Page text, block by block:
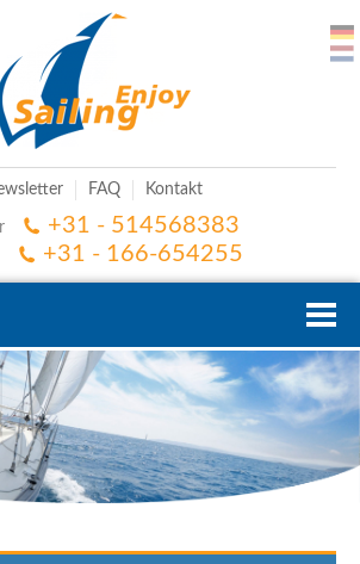
FAQ Kontakt
+31 - 514568383
+31 - 166-654255